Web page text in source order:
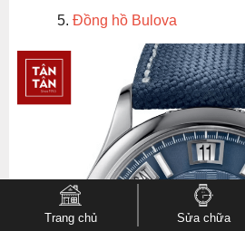
Đồng hồ Bulova
Trang chủ Sửa chữa